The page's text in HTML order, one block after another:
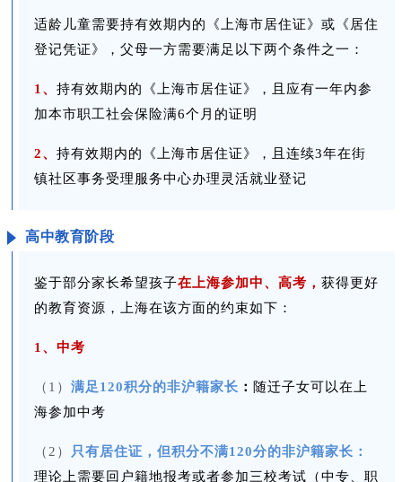
适龄儿童需要持有效期内的《上海市居住证》或《居住
登记凭证》，父母一方需要满足以下两个条件之一：
1、 持有效期内的《上海市居住证》，且应有一年内参
加本市职工社会保险满6个月的证明
2、 持有效期内的《上海市居住证》，且连续3年在街
镇社区事务受理服务中心办理灵活就业登记
高中教育阶段
鉴于部分家长希望孩子在上海参加中、高考， 获得更好
的教育资源，上海在该方面的约束如下：
1、 中考
（1） 满足120积分的非沪籍家长 ： 随迁子女可以在上
海参加中考
（2） 只有居住证，但积分不满120分的非沪籍家长：
理论上需要回户籍地报考或者参加三校考试（中专、职